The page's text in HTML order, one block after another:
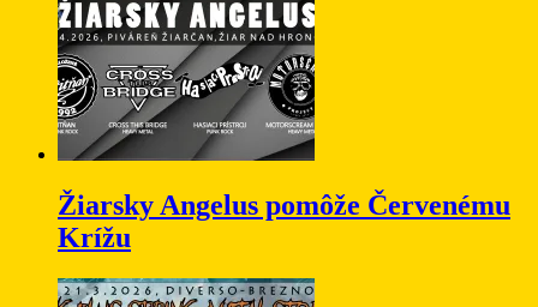
Žiarsky Angelus pomôže Červenému
Krížu